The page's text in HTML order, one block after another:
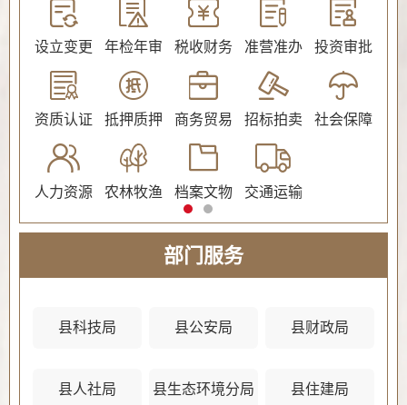
设立变更 年检年审 税收财务 准营准办 投资审批
资质认证 抵押质押 商务贸易 招标拍卖 社会保障
人力资源 农林牧渔 档案文物 交通运输
部门服务
县科技局 县公安局 县财政局
县人社局 县生态环境分局 县住建局